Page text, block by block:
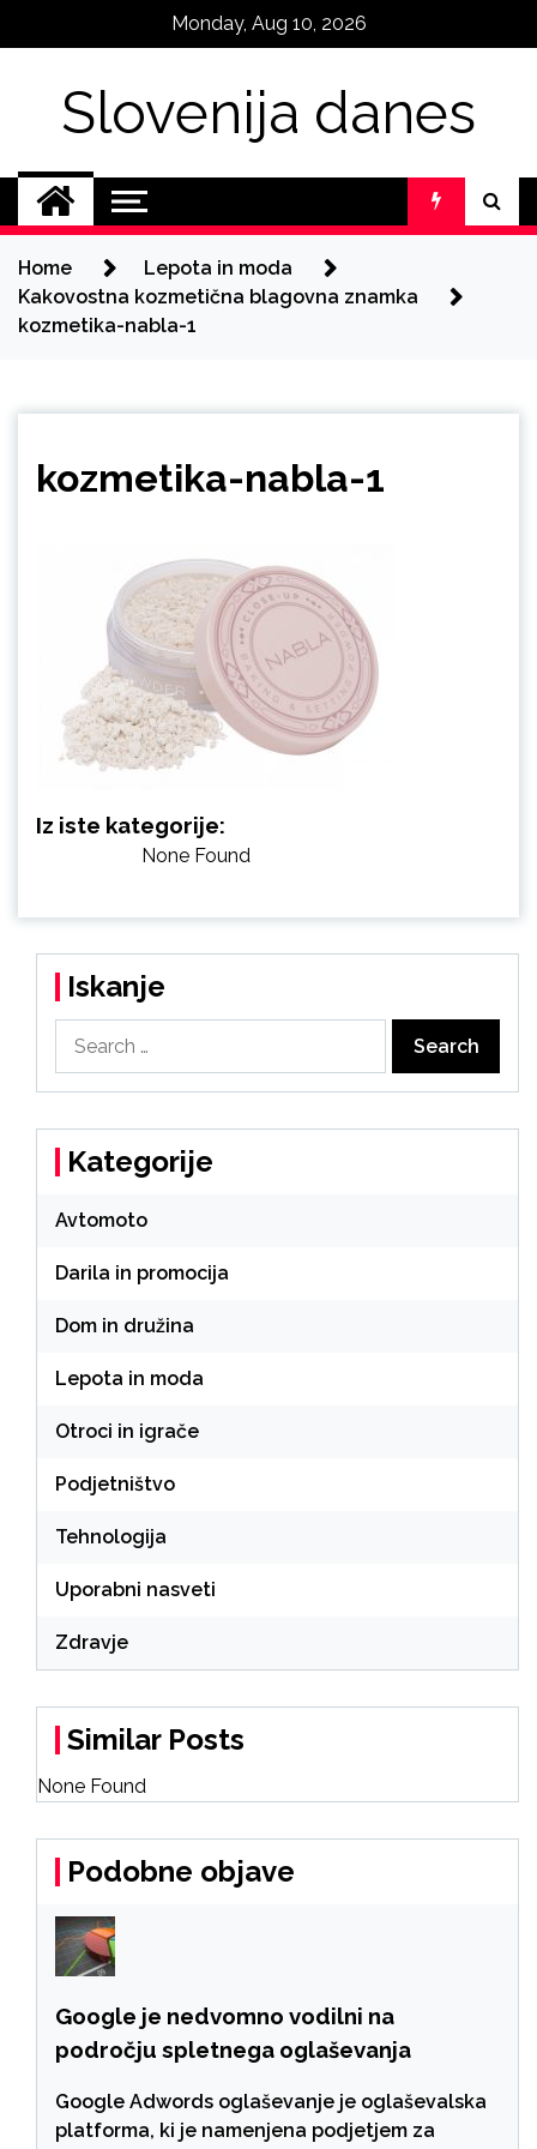
Monday, Aug 10, 2026
Slovenija danes
Home
Lepota in moda
Kakovostna kozmetična blagovna znamka
kozmetika-nabla-1
kozmetika-nabla-1
Iz iste kategorije:
None Found
Iskanje
for:
Kategorije
Avtomoto
Darila in promocija
Dom in družina
Lepota in moda
Otroci in igrače
Podjetništvo
Tehnologija
Uporabni nasveti
Zdravje
Similar Posts
None Found
Podobne objave
Google je nedvomno vodilni na
področju spletnega oglaševanja
Google Adwords oglaševanje je oglaševalska
platforma, ki je namenjena podjetjem za